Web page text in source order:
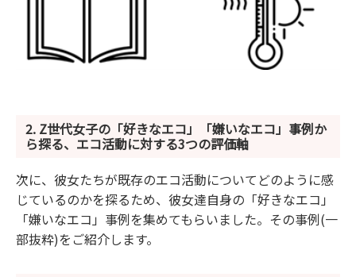
2. Z世代女子の「好きなエコ」「嫌いなエコ」事例か
ら探る、エコ活動に対する3つの評価軸
次に、彼女たちが既存のエコ活動についてどのように感
じているのかを探るため、彼女達自身の「好きなエコ」
「嫌いなエコ」事例を集めてもらいました。その事例(一
部抜粋)をご紹介します。